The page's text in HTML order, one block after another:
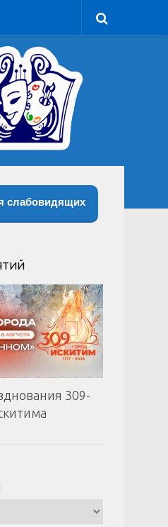
слабовидящих
309-